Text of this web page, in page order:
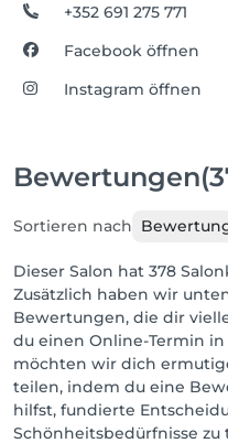
+352 691 275 771
Facebook öffnen
Instagram öffnen
Bewertungen
Sortieren nach
Dieser Salon hat 378
Zusätzlich haben wir
Bewertungen, die dir
du einen Online-Termin
möchten wir dich
teilen, indem du eine
hilfst, fundierte
Schönheitsbedürfnisse zu